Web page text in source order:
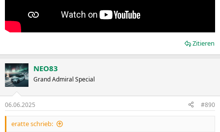
Zitieren
NEO83
Grand Admiral Special
06.06.2025 #890
eratte schrieb: